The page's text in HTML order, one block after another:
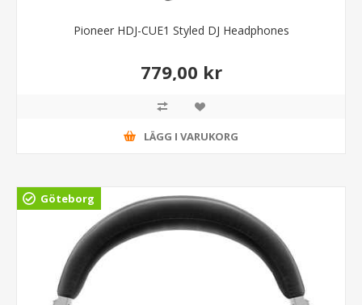
Pioneer HDJ-CUE1 Styled DJ Headphones
779,00 kr
LÄGG I VARUKORG
Göteborg